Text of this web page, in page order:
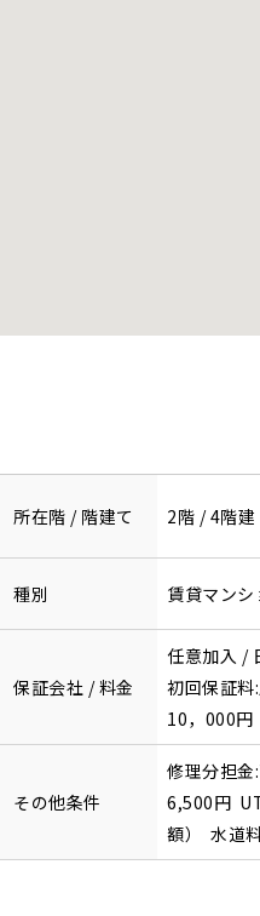
所在階 / 階建て 2階 / 4階建
種別 賃貸マンシ
保証会社 / 料金
任意加入 /
初回保証
10，000円
その他条件
修理分担
6,500円
額） 水道